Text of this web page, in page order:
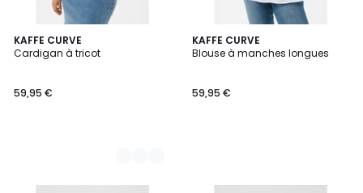
KAFFE CURVE
Cardigan à tricot
59,95 €
2
Couleurs
KAFFE CURVE
Blouse à manches longues
59,95 €